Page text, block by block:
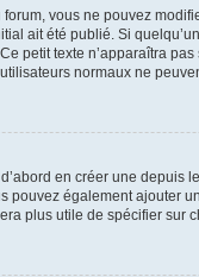
vous ne pouvez
ait été publié. Si
petit texte n’apparaîtra
normaux ne
en créer une
pouvez également
plus utile de spécifier sur